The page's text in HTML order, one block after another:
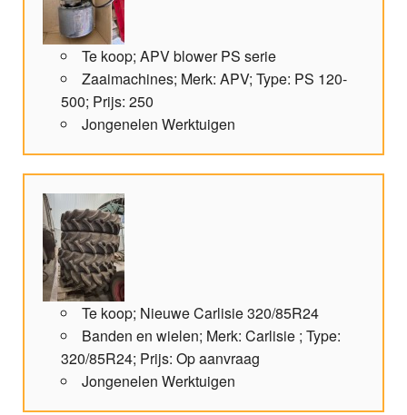
Te koop; APV blower PS serie
Zaaimachines; Merk: APV; Type: PS 120-
500; Prijs: 250
Jongenelen Werktuigen
Te koop; Nieuwe Carlisie 320/85R24
Banden en wielen; Merk: Carlisie ; Type:
320/85R24; Prijs: Op aanvraag
Jongenelen Werktuigen